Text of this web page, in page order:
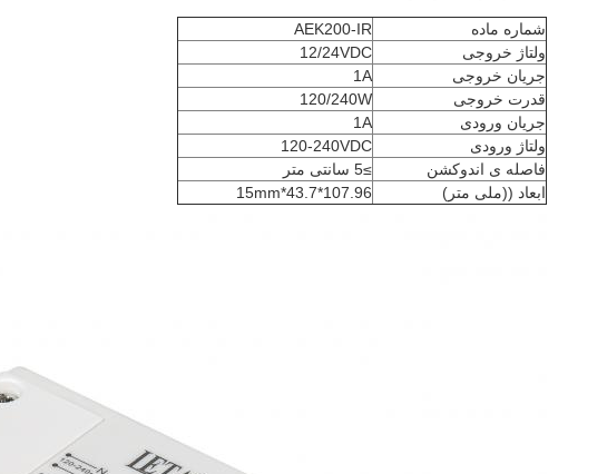
شماره ماده
AEK200-IR
ولتاژ خروجی
12/24VDC
جریان خروجی
1A
قدرت خروجی
120/240W
جریان ورودی
1A
ولتاژ ورودی
120-240VDC
فاصله ی اندوکشن
≥5 سانتی متر
ابعاد ((ملی متر)
107.96*43.7*15mm